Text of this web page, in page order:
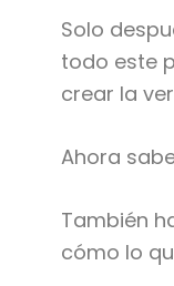
Solo
todo este
crear la
Ahora
También
cómo lo